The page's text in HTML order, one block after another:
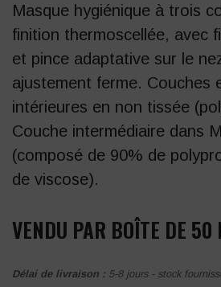
Masque hygiénique à trois
finition thermoscellée, avec
et pince adaptative sur le
ajustement ferme. Couches
intérieures en non tissée
Couche intermédiaire dans
(composé de 90% de
de viscose).
VENDU PAR BOÎTE DE 50
Délai de livraison : 5-8 jours - stock